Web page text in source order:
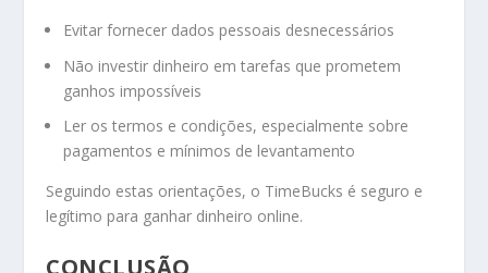
Evitar fornecer dados pessoais desnecessários
Não investir dinheiro em tarefas que prometem
ganhos impossíveis
Ler os termos e condições, especialmente sobre
pagamentos e mínimos de levantamento
Seguindo estas orientações, o TimeBucks é seguro e
legítimo para ganhar dinheiro online.
CONCLUSÃO